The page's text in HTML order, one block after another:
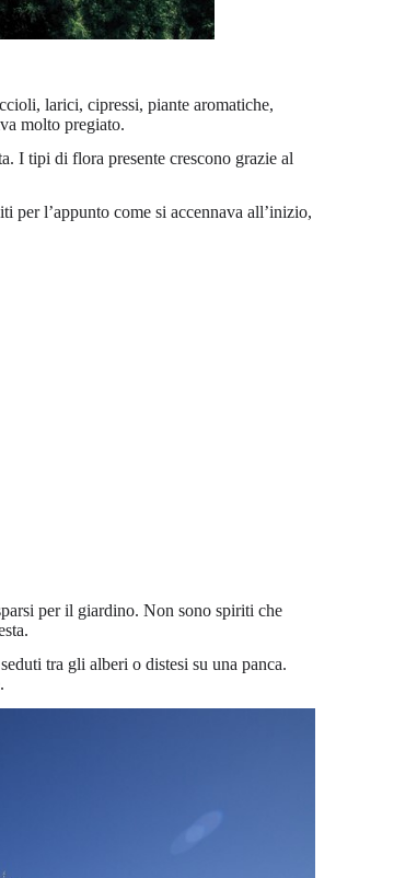
larici, cipressi, piante aromatiche,
molto pregiato.
I tipi di flora presente crescono grazie al
per l’appunto come si accennava all’inizio,
per il giardino. Non sono spiriti che
tra gli alberi o distesi su una panca.